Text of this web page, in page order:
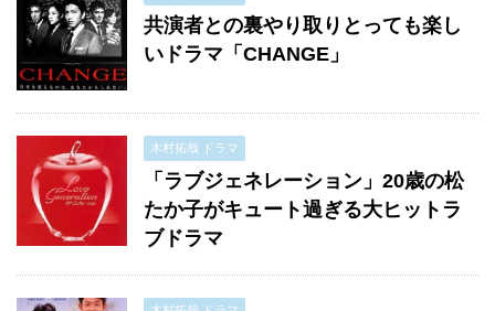
共演者との裏やり取りとっても楽し
いドラマ「CHANGE」
木村拓哉 ドラマ
「ラブジェネレーション」20歳の松
たか子がキュート過ぎる大ヒットラ
ブドラマ